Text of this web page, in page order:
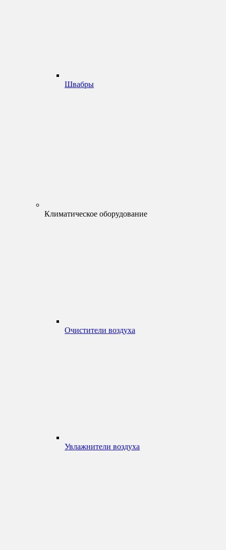
Швабры
Климатическое оборудование
Очистители воздуха
Увлажнители воздуха